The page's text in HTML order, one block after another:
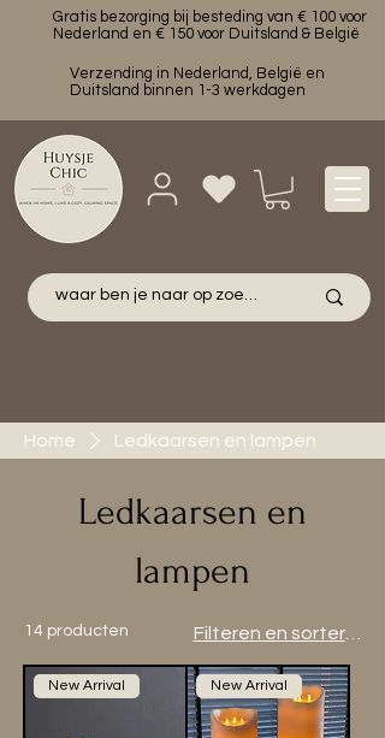
Gratis bezorging bij besteding van € 100 voor
Nederland en € 150 voor Duitsland & België
Verzending in Nederland, België en
Duitsland binnen 1-3 werkdagen
Home Ledkaarsen en lampen
Ledkaarsen en
lampen
14 producten Filteren en sorteren
New Arrival New Arrival